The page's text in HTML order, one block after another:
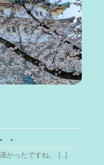
かったですね。 […]